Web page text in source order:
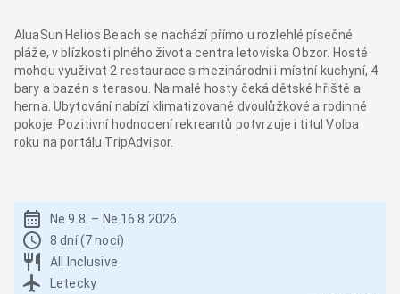
AluaSun Helios Beach se nachází přímo u rozlehlé písečné
pláže, v blízkosti plného života centra letoviska Obzor. Hosté
mohou využívat 2 restaurace s mezinárodní i místní kuchyní, 4
bary a bazén s terasou. Na malé hosty čeká dětské hřiště a
herna. Ubytování nabízí klimatizované dvoulůžkové a rodinné
pokoje. Pozitivní hodnocení rekreantů potvrzuje i titul Volba
roku na portálu TripAdvisor.
Ne 9.8. – Ne 16.8.2026
8 dní (7 nocí)
All Inclusive
Letecky